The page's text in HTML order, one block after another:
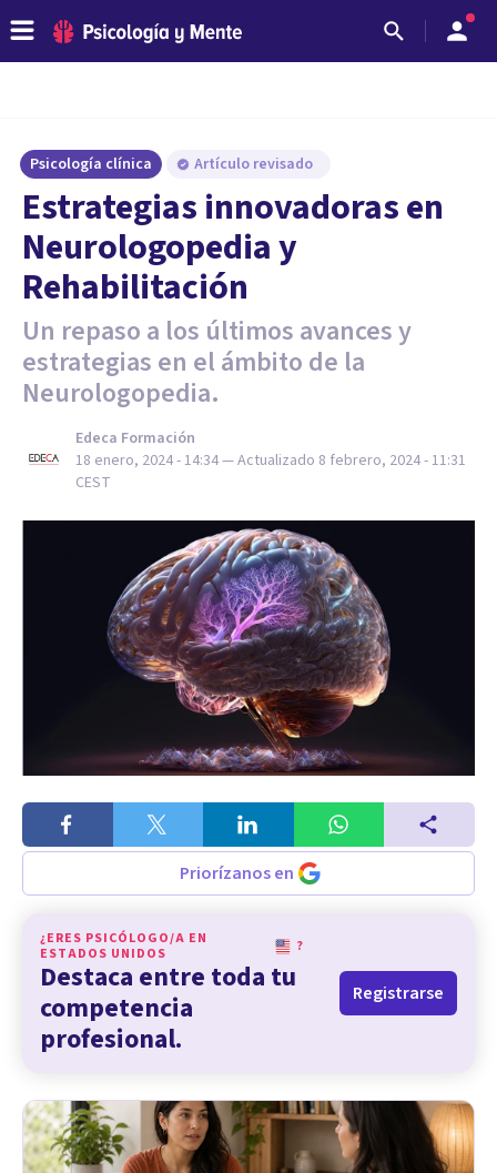
Psicología clínica Artículo revisado
Estrategias innovadoras en
Neurologopedia y
Rehabilitación
Un repaso a los últimos avances y
estrategias en el ámbito de la
Neurologopedia.
Edeca Formación
18 enero, 2024 - 14:34— Actualizado 8 febrero, 2024 - 11:31
CEST
Priorízanos en
¿ERES PSICÓLOGO/A EN
ESTADOS UNIDOS
?
Destaca entre toda tu
competencia
profesional.
Registrarse